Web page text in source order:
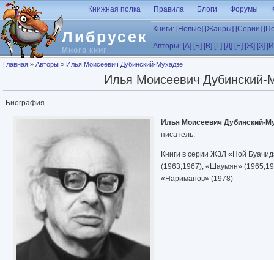
Перейти к основному содержанию
Либрусек
Много книг
Книжная полка Правила Блоги Форумы
Книги: [Новые] [Жанры] [Серии]
Авторы: [А] [Б] [В] [Г] [Д] [Е] [Ж] [З]
Вы здесь
Главная » Авторы » Илья Моисеевич Дубинский-Мухадзе
Илья Моисеевич Дубинский-
Биография
Илья Моисеевич Дубинский-
писатель.
Книги в серии ЖЗЛ «Ной
(1963,1967), «Шаумян»
«Нариманов» (1978)